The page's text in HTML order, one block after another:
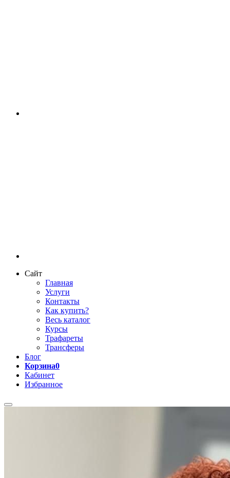
Сайт
Главная
Услуги
Контакты
Как купить?
Весь каталог
Курсы
Трафареты
Трансферы
Блог
Корзина0
Кабинет
Избранное